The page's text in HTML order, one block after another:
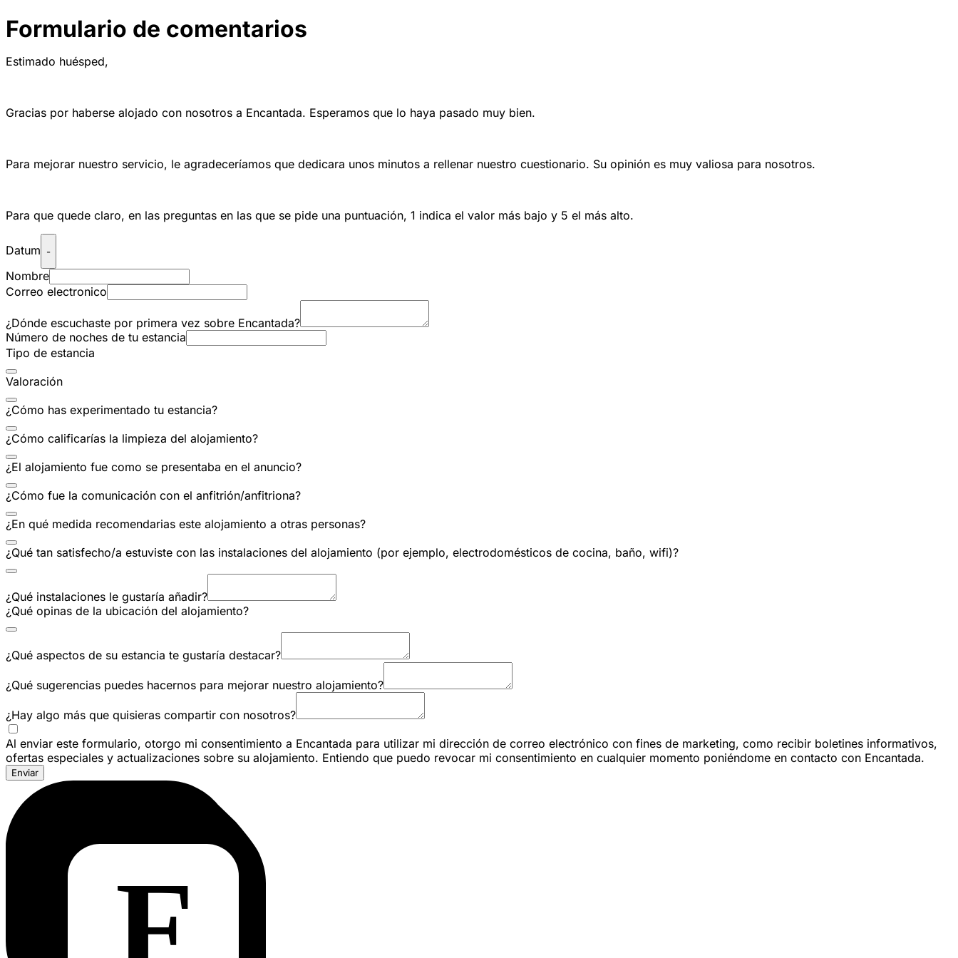
Formulario de comentarios
Estimado huésped,
Gracias por haberse alojado con nosotros a Encantada. Esperamos que lo haya pasado muy bien.
Para mejorar nuestro servicio, le agradeceríamos que dedicara unos minutos a rellenar nuestro cuestionario. Su opinión es muy valiosa para nosotros.
Para que quede claro, en las preguntas en las que se pide una puntuación, 1 indica el valor más bajo y 5 el más alto.
Datum -
Nombre
Correo electronico
¿Dónde escuchaste por primera vez sobre Encantada?
Número de noches de tu estancia
Tipo de estancia
Valoración
¿Cómo has experimentado tu estancia?
¿Cómo calificarías la limpieza del alojamiento?
¿El alojamiento fue como se presentaba en el anuncio?
¿Cómo fue la comunicación con el anfitrión/anfitriona?
¿En qué medida recomendarias este alojamiento a otras personas?
¿Qué tan satisfecho/a estuviste con las instalaciones del alojamiento (por ejemplo, electrodomésticos de cocina, baño, wifi)?
¿Qué instalaciones le gustaría añadir?
¿Qué opinas de la ubicación del alojamiento?
¿Qué aspectos de su estancia te gustaría destacar?
¿Qué sugerencias puedes hacernos para mejorar nuestro alojamiento?
¿Hay algo más que quisieras compartir con nosotros?
Al enviar este formulario, otorgo mi consentimiento a Encantada para utilizar mi dirección de correo electrónico con fines de marketing, como recibir boletines informativos,
ofertas especiales y actualizaciones sobre su alojamiento. Entiendo que puedo revocar mi consentimiento en cualquier momento poniéndome en contacto con Encantada.
Enviar